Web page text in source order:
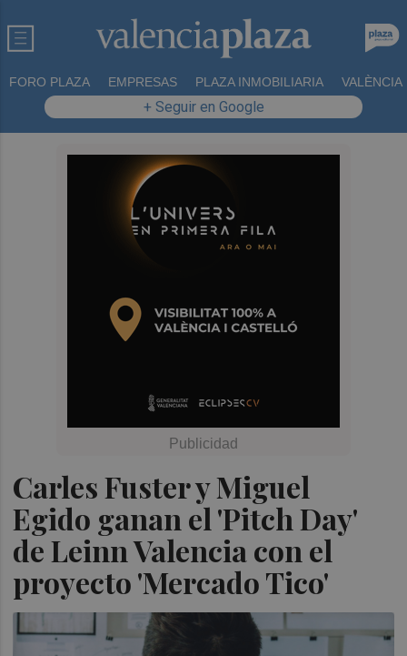
FORO PLAZA EMPRESAS PLAZA INMOBILIARIA VALÈNCIA
+ Seguir en Google
Carles Fuster y Miguel
Egido ganan el 'Pitch Day'
de Leinn Valencia con el
proyecto 'Mercado Tico'